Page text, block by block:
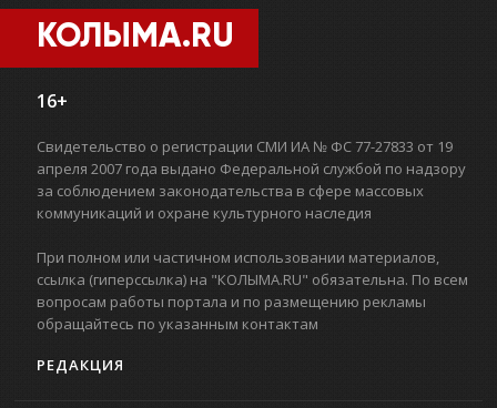
КОЛЫМА.RU
16+
Свидетельство о регистрации СМИ ИА № ФС 77-27833 от 19
апреля 2007 года выдано Федеральной службой по надзору
за соблюдением законодательства в сфере массовых
коммуникаций и охране культурного наследия
При полном или частичном использовании материалов,
ссылка (гиперссылка) на "КОЛЫМА.RU" обязательна. По всем
вопросам работы портала и по размещению рекламы
обращайтесь по указанным контактам
РЕДАКЦИЯ